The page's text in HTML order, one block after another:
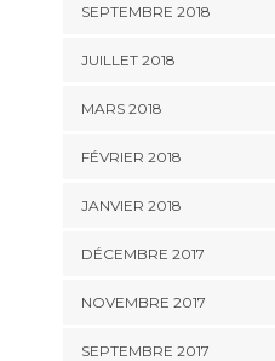
SEPTEMBRE 2018
JUILLET 2018
MARS 2018
FÉVRIER 2018
JANVIER 2018
DÉCEMBRE 2017
NOVEMBRE 2017
SEPTEMBRE 2017